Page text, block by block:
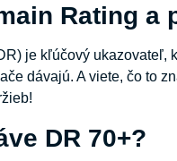
Rating a
je kľúčový ukazovateľ,
dávajú. A viete, čo to
DR 70+?